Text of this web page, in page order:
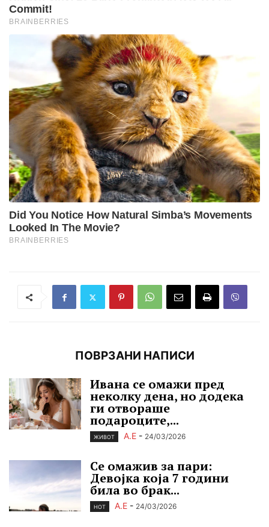
ПОВРЗАНИ НАПИСИ
Ивана се омажи пред
неколку дена, но додека
ги отвораше
подароците,...
ЖИВОТ А.Е - 24/03/2026
Се омажив за пари:
Девојка која 7 години
била во брак...
HOT А.Е - 24/03/2026